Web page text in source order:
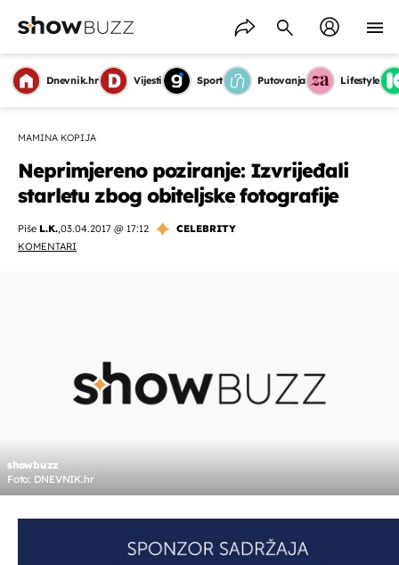
Dnevnik.hr Vijesti Sport Putovanja Lifestyle
MAMINA KOPIJA
Neprimjereno poziranje: Izvrijeđali
starletu zbog obiteljske fotografije
Piše L.K.,03.04.2017 @ 17:12
CELEBRITY
KOMENTARI
showbuzz
Foto: DNEVNIK.hr